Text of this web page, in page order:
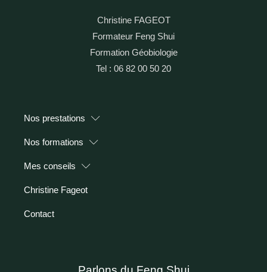
Christine FAGEOT
Formateur Feng Shui
Formation Géobiologie
Tel : 06 82 00 50 20
Nos prestations
Nos formations
Mes conseils
Christine Fageot
Contact